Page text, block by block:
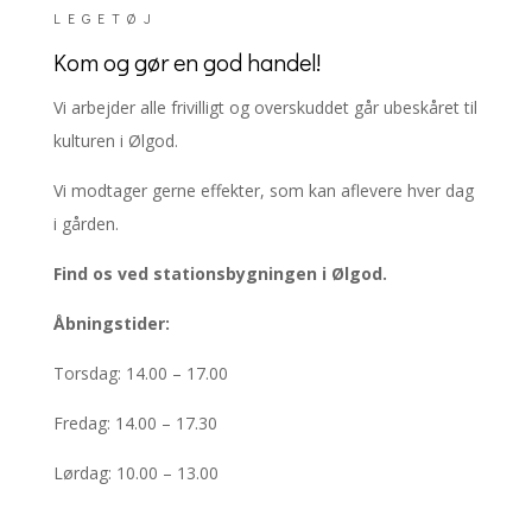
LEGETØJ
Kom og gør en god handel!
Vi arbejder alle frivilligt og overskuddet går ubeskåret til
kulturen i Ølgod.
Vi modtager gerne effekter, som kan aflevere hver dag
i gården.
Find os ved stationsbygningen i Ølgod.
Åbningstider:
Torsdag: 14.00 – 17.00
Fredag: 14.00 – 17.30
Lørdag: 10.00 – 13.00